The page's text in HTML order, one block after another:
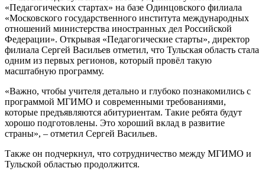
«Педагогических стартах» на базе Одинцовского филиала
«Московского государственного института международных
отношений министерства иностранных дел Российской
Федерации». Открывая «Педагогические старты», директор
филиала Сергей Васильев отметил, что Тульская область стала
одним из первых регионов, который провёл такую
масштабную программу.
«Важно, чтобы учителя детально и глубоко познакомились с
программой МГИМО и современными требованиями,
которые предъявляются абитуриентам. Такие ребята будут
хорошо подготовлены. Это хороший вклад в развитие
страны», – отметил Сергей Васильев.
Также он подчеркнул, что сотрудничество между МГИМО и
Тульской областью продолжится.